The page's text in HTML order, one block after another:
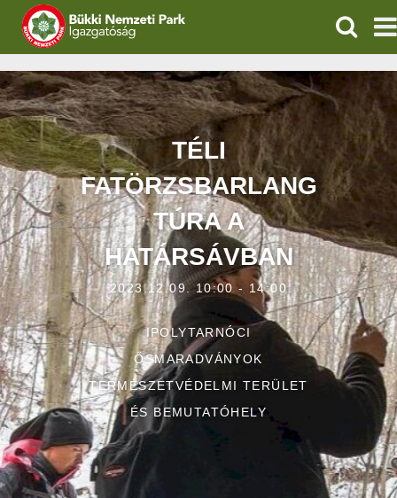
IGAZGATÓSÁG
TERMÉSZETVÉDELEM
VÍZVÉDELEM
ÖKOTURIZMUS
OKTATÁS
GEOPARKOK
KAPCSOLAT
TÉLI
FATÖRZSBARLANG
TÚRA A
HATÁRSÁVBAN
2023.12.09. 10:00 - 14:00
IPOLYTARNÓCI
ŐSMARADVÁNYOK
TERMÉSZETVÉDELMI TERÜLET
ÉS BEMUTATÓHELY